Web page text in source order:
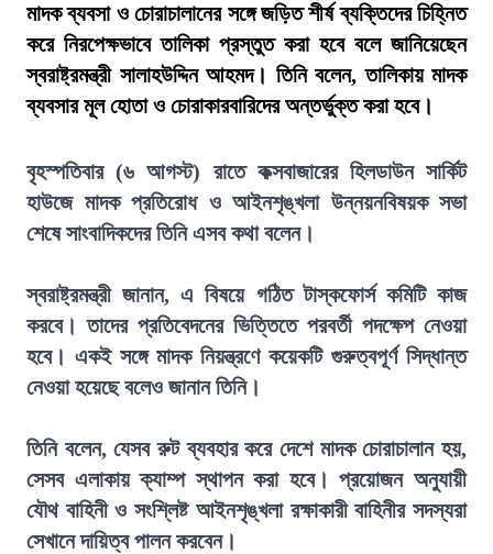
মাদক ব্যবসা ও চোরাচালানের সঙ্গে জড়িত শীর্ষ ব্যক্তিদের চিহ্নিত
করে নিরপেক্ষভাবে তালিকা প্রস্তুত করা হবে বলে জানিয়েছেন
স্বরাষ্ট্রমন্ত্রী সালাহউদ্দিন আহমদ। তিনি বলেন, তালিকায় মাদক
ব্যবসার মূল হোতা ও চোরাকারবারিদের অন্তর্ভুক্ত করা হবে।
বৃহস্পতিবার (৬ আগস্ট) রাতে কক্সবাজারের হিলডাউন সার্কিট
হাউজে মাদক প্রতিরোধ ও আইনশৃঙ্খলা উন্নয়নবিষয়ক সভা
শেষে সাংবাদিকদের তিনি এসব কথা বলেন।
স্বরাষ্ট্রমন্ত্রী জানান, এ বিষয়ে গঠিত টাস্কফোর্স কমিটি কাজ
করবে। তাদের প্রতিবেদনের ভিত্তিতে পরবর্তী পদক্ষেপ নেওয়া
হবে। একই সঙ্গে মাদক নিয়ন্ত্রণে কয়েকটি গুরুত্বপূর্ণ সিদ্ধান্ত
নেওয়া হয়েছে বলেও জানান তিনি।
তিনি বলেন, যেসব রুট ব্যবহার করে দেশে মাদক চোরাচালান হয়,
সেসব এলাকায় ক্যাম্প স্থাপন করা হবে। প্রয়োজন অনুযায়ী
যৌথ বাহিনী ও সংশ্লিষ্ট আইনশৃঙ্খলা রক্ষাকারী বাহিনীর সদস্যরা
সেখানে দায়িত্ব পালন করবেন।